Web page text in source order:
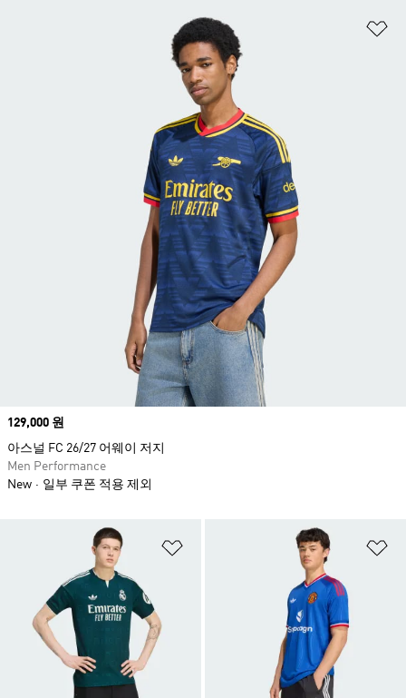
Price
129,000 원
아스널 FC 26/27 어웨이 저지
Men Performance
New
일부 쿠폰 적용 제외